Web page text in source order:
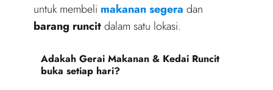
untuk membeli makanan segera dan
barang runcitdalam satu lokasi.
Adakah Gerai Makanan & Kedai Runcit
buka setiap hari?